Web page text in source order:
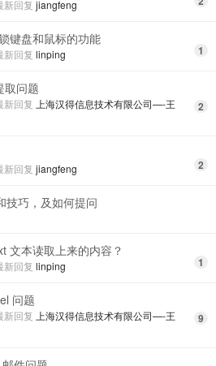
新回复 jiangfeng
键盘和鼠标的功能
新回复 linping 1
取问题
新回复 上海汉得信息技术有限公司—-王
2
新回复 jiangfeng 2
技巧，及如何提问
文本读取上来的内容？
新回复 linping 1
问题
新回复 上海汉得信息技术有限公司—-王
9